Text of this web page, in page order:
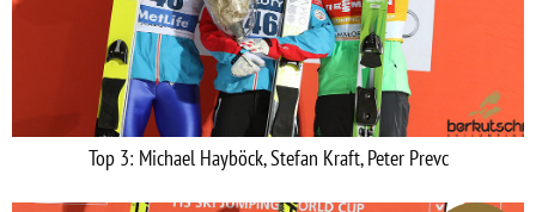
Top 3: Michael Hayböck, Stefan Kraft, Peter Prevc